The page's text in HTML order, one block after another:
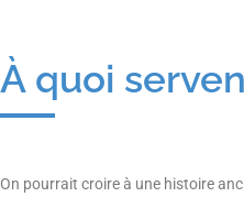
À quoi
On pourrait croire à une histoire